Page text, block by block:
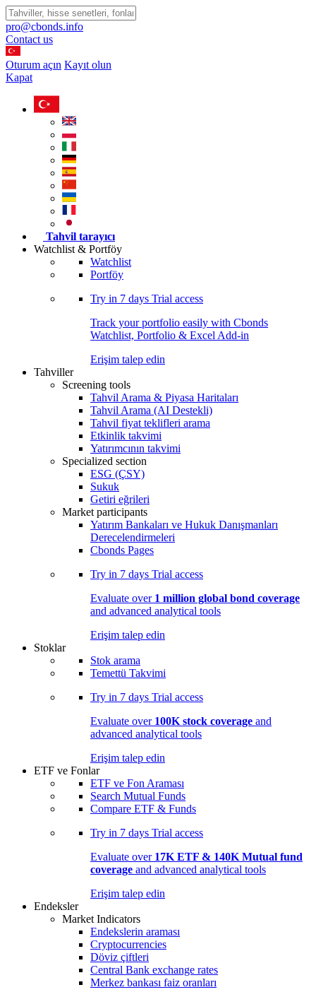
pro@cbonds.info
Contact us
Oturum açın Kayıt olun
Kapat
Tahvil tarayıcı
Watchlist & Portföy
Watchlist
Portföy
Try in 7 days Trial access
Track your portfolio easily with Cbonds
Watchlist, Portfolio & Excel Add-in
Erişim talep edin
Tahviller
Screening tools
Tahvil Arama & Piyasa Haritaları
Tahvil Arama (AI Destekli)
Tahvil fiyat teklifleri arama
Etkinlik takvimi
Yatırımcının takvimi
Specialized section
ESG (ÇSY)
Sukuk
Getiri eğrileri
Market participants
Yatırım Bankaları ve Hukuk Danışmanları
Derecelendirmeleri
Cbonds Pages
Try in 7 days Trial access
Evaluate over 1 million global bond coverage
and advanced analytical tools
Erişim talep edin
Stoklar
Stok arama
Temettü Takvimi
Try in 7 days Trial access
Evaluate over 100K stock coverage and
advanced analytical tools
Erişim talep edin
ETF ve Fonlar
ETF ve Fon Araması
Search Mutual Funds
Compare ETF & Funds
Try in 7 days Trial access
Evaluate over 17K ETF & 140K Mutual fund
coverage and advanced analytical tools
Erişim talep edin
Endeksler
Market Indicators
Endekslerin araması
Cryptocurrencies
Döviz çiftleri
Central Bank exchange rates
Merkez bankası faiz oranları